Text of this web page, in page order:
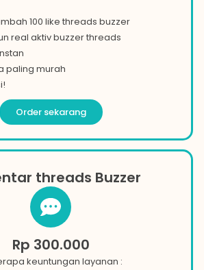
100 like threads buzzer
real aktiv buzzer threads
paling murah
Order sekarang
threads Buzzer
Rp 300.000
keuntungan layanan :